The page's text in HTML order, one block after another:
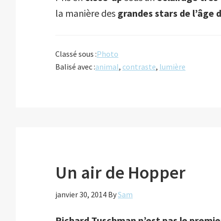
la manière des grandes stars de l’âge
Classé sous :Photo
Balisé avec :animal, contraste, lumière
Un air de Hopper
janvier 30, 2014 BySam